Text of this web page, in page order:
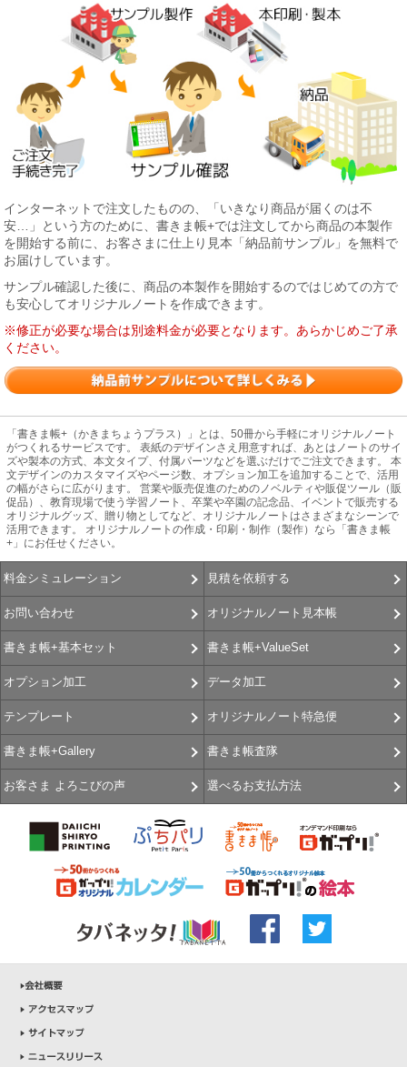
インターネットで注文したものの、「いきなり商品が届くのは不
安…」という方のために、書きま帳+では注文してから商品の本製作
を開始する前に、お客さまに仕上り見本「納品前サンプル」を無料で
お届けしています。
サンプル確認した後に、商品の本製作を開始するのではじめての方で
も安心してオリジナルノートを作成できます。
※修正が必要な場合は別途料金が必要となります。あらかじめご了承
ください。
「書きま帳+（かきまちょうプラス）」とは、50冊から手軽にオリジナルノート
がつくれるサービスです。 表紙のデザインさえ用意すれば、あとはノートのサイ
ズや製本の方式、本文タイプ、付属パーツなどを選ぶだけでご注文できます。 本
文デザインのカスタマイズやページ数、オプション加工を追加することで、活用
の幅がさらに広がります。 営業や販売促進のためのノベルティや販促ツール（販
促品）、教育現場で使う学習ノート、卒業や卒園の記念品、イベントで販売する
オリジナルグッズ、贈り物としてなど、オリジナルノートはさまざまなシーンで
活用できます。 オリジナルノートの作成・印刷・制作（製作）なら「書きま帳
+」にお任せください。
料金シミュレーション 見積を依頼する
お問い合わせ オリジナルノート見本帳
書きま帳+基本セット 書きま帳+ValueSet
オプション加工 データ加工
テンプレート オリジナルノート特急便
書きま帳+Gallery 書きま帳査隊
お客さま よろこびの声 選べるお支払方法